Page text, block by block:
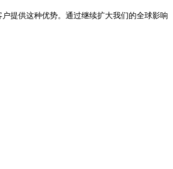
提供这种优势。通过继续扩大我们的全球影响